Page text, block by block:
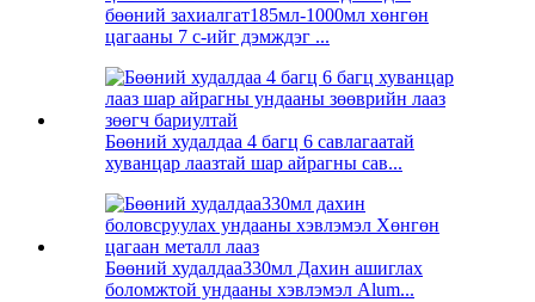
бөөний захиалгат185мл-1000мл хөнгөн
цагааны 7 c-ийг дэмждэг ...
Бөөний худалдаа 4 багц 6 савлагаатай
хуванцар лаазтай шар айрагны сав...
Бөөний худалдаа330мл Дахин ашиглах
боломжтой ундааны хэвлэмэл Alum...